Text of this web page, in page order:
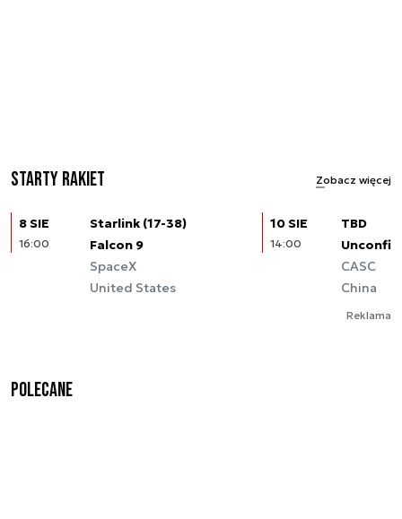
Starty rakiet Zobacz więcej
8 SIE
16:00
Starlink (17-38)
Falcon 9
SpaceX
United States
10 SIE
14:00
TBD
CASC
China
Reklama
Polecane